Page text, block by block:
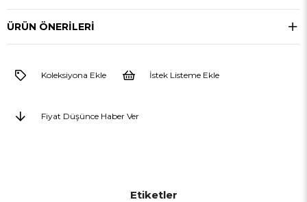
ÜRÜN ÖNERILERI
Koleksiyona Ekle İstek Listeme Ekle
Fiyat Düşünce Haber Ver
Etiketler